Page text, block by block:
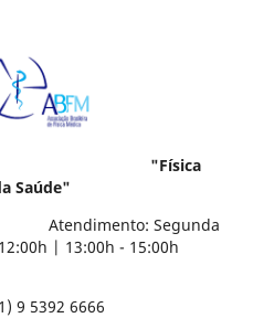
"Física
Saúde"
Segunda
| 13:00h - 15:00h
9 5392 6666